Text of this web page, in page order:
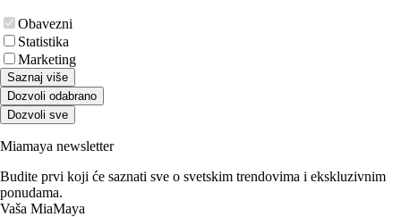
Obavezni
Statistika
Marketing
Saznaj više
Dozvoli odabrano
Dozvoli sve
Miamaya newsletter
Budite prvi koji će saznati sve o svetskim trendovima i ekskluzivnim
ponudama.
Vaša MiaMaya